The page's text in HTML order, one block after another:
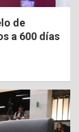
de
a 600 días